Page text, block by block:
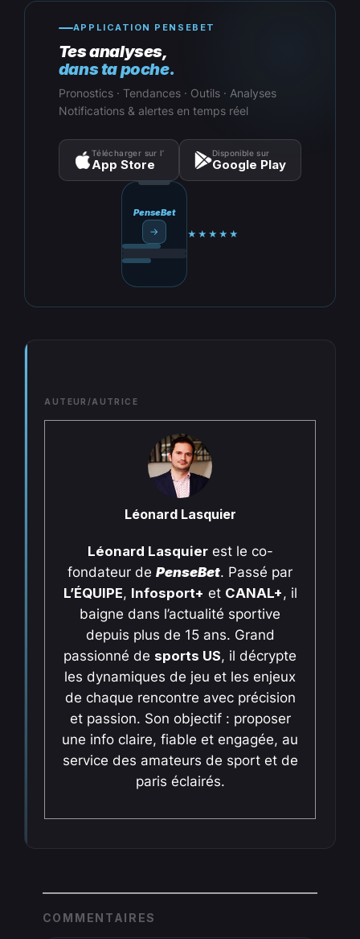
APPLICATION PENSEBET
Tes analyses,
dans ta poche.
Pronostics · Tendances · Outils · Analyses
Notifications & alertes en temps réel
Télécharger sur l’
App Store
Disponible sur
Google Play
PenseBet
→ ★★★★★
AUTEUR/AUTRICE
Léonard Lasquier
Léonard Lasquierest le co-
fondateur de PenseBet. Passé par
L’ÉQUIPE, Infosport+ et CANAL+ , il
baigne dans l’actualité sportive
depuis plus de 15 ans. Grand
passionné de sports US, il décrypte
les dynamiques de jeu et les enjeux
de chaque rencontre avec précision
et passion. Son objectif : proposer
une info claire, fiable et engagée, au
service des amateurs de sport et de
paris éclairés.
COMMENTAIRES